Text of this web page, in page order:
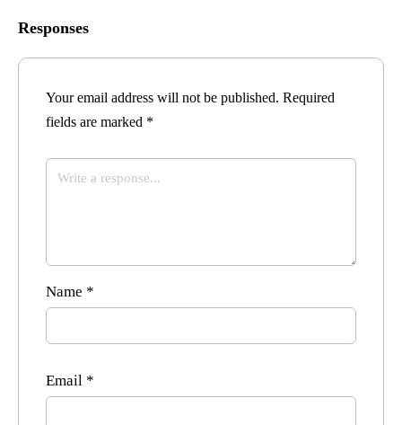
Responses
Your email address will not be published. Required
fields are marked *
Name *
Email *